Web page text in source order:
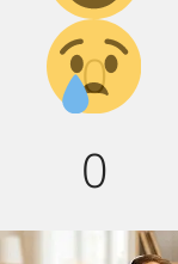
0
Грусть :(
0